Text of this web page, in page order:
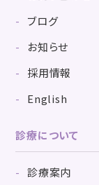
ブログ
お知らせ
採用情報
English
診療について
診療案内